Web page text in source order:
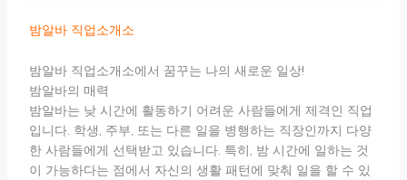
밤알바 직업소개소
밤알바 직업소개소에서 꿈꾸는 나의 새로운 일상!
밤알바의 매력
밤알바는 낮 시간에 활동하기 어려운 사람들에게 제격인 직업
입니다. 학생, 주부, 또는 다른 일을 병행하는 직장인까지 다양
한 사람들에게 선택받고 있습니다. 특히, 밤 시간에 일하는 것
이 가능하다는 점에서 자신의 생활 패턴에 맞춰 일을 할 수 있